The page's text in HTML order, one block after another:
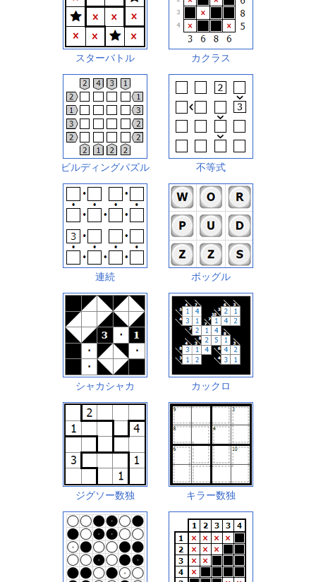
スターバトル カクラス
ビルディングパズル 不等式
連続 ボッグル
シャカシャカ カックロ
ジグソー数独 キラー数独